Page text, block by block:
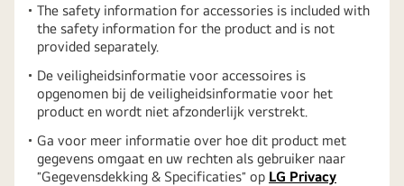
The safety information for accessories is included with
the safety information for the product and is not
provided separately.
De veiligheidsinformatie voor accessoires is
opgenomen bij de veiligheidsinformatie voor het
product en wordt niet afzonderlijk verstrekt.
Ga voor meer informatie over hoe dit product met
gegevens omgaat en uw rechten als gebruiker naar
″Gegevensdekking & Specificaties″ op LG Privacy